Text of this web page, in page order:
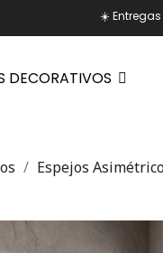
☀️
DECORATIVOS
Espejos